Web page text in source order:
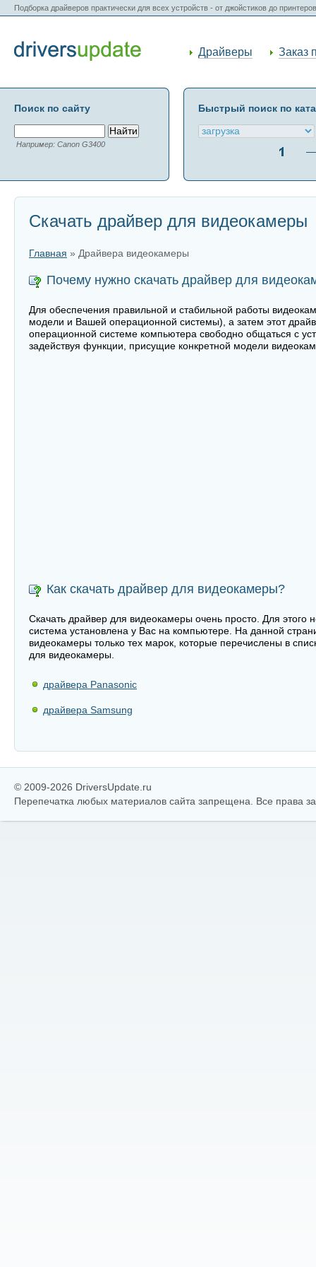
Подборка драйверов практически для всех устройств - от джойстиков до
Драйверы Заказ
Поиск по сайту
Например: Canon G3400
Быстрый поиск по
Скачать драйвер для видеокамеры
Главная » Драйвера видеокамеры
Почему нужно скачать драйвер для
Для обеспечения правильной и стабильной работы
модели и Вашей операционной системы), а затем этот
операционной системе компьютера свободно общаться с
задействуя функции, присущие конкретной модели
Как скачать драйвер для видеокамеры?
Скачать драйвер для видеокамеры очень просто. Для этого
система установлена у Вас на компьютере. На данной
видеокамеры только тех марок, которые перечислены в
для видеокамеры.
драйвера Panasonic
драйвера Samsung
© 2009-2026 DriversUpdate.ru
Перепечатка любых материалов сайта запрещена. Все права